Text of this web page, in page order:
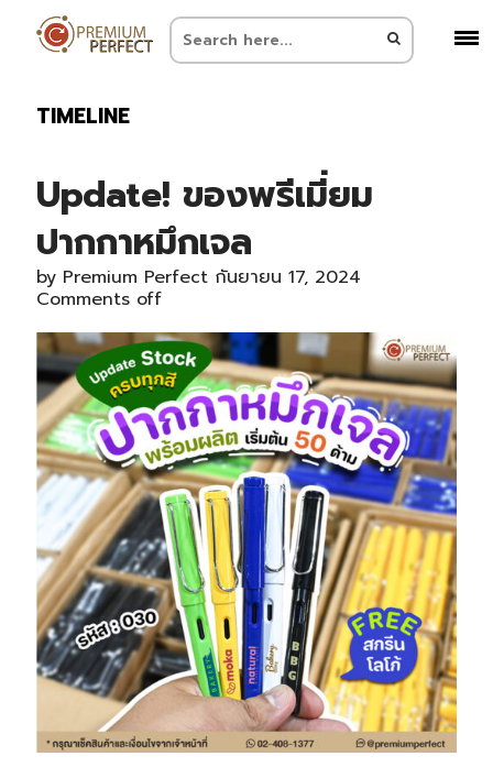
TIMELINE
Update! ของพรีเมี่ยม
ปากกาหมึกเจล
by Premium Perfect กันยายน 17, 2024
Comments off